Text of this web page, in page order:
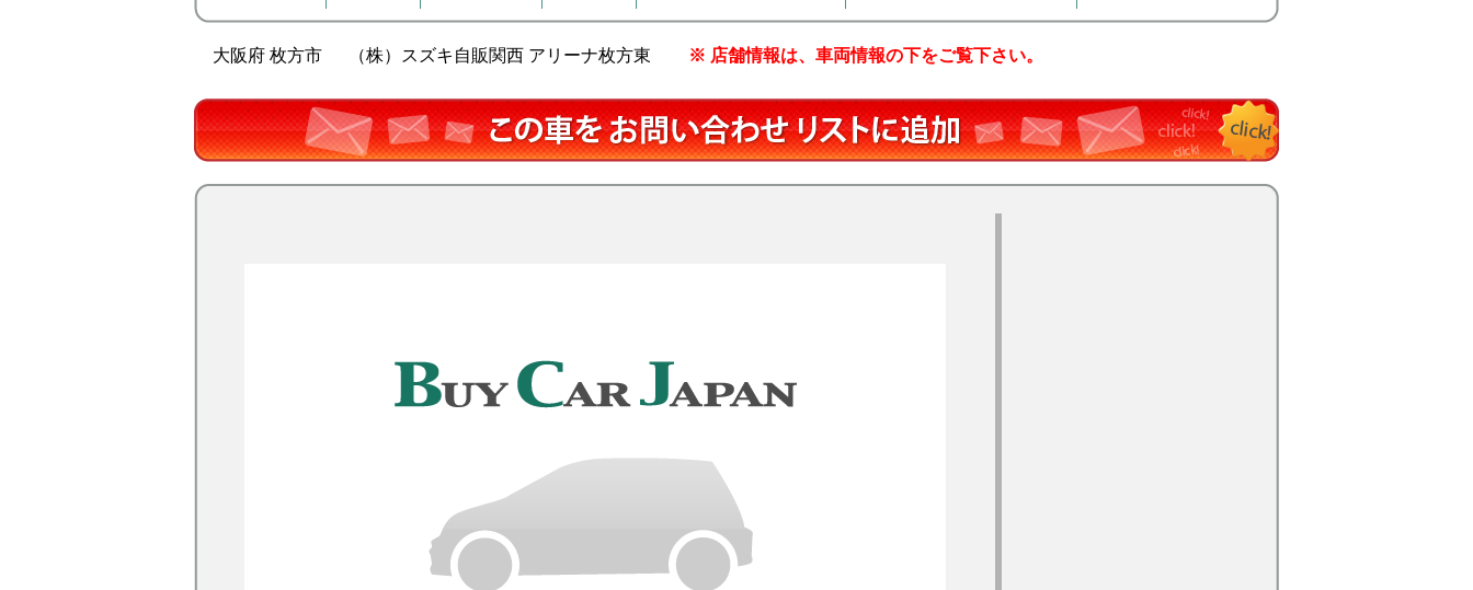
大阪府 枚方市 （株）スズキ自販関西 アリーナ枚方東 ※ 店舗情報は、車両情報の下をご覧下さい。